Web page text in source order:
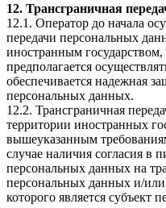
12. Трансграничная
12.1. Оператор до начала
передачи персональных
иностранным
предполагается
обеспечивается надежная
персональных данных.
12.2. Трансграничная
территории иностранных
вышеуказанным
случае наличия согласия в
персональных данных на
персональных данных и/
которого является субъект